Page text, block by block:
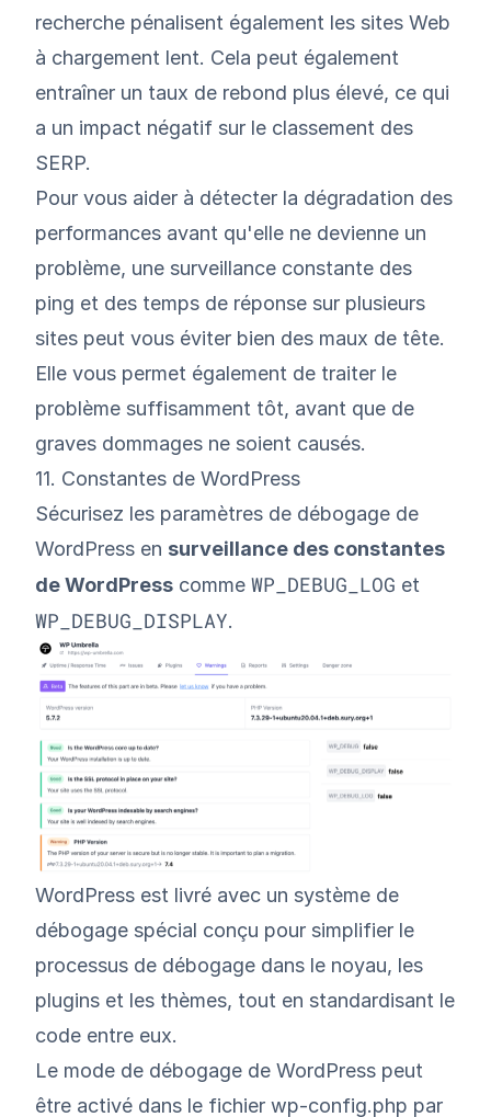
recherche pénalisent également les sites Web
à chargement lent. Cela peut également
entraîner un taux de rebond plus élevé, ce qui
a un impact négatif sur le classement des
SERP.
Pour vous aider à détecter la dégradation des
performances avant qu'elle ne devienne un
problème, une surveillance constante des
ping et des temps de réponse sur plusieurs
sites peut vous éviter bien des maux de tête.
Elle vous permet également de traiter le
problème suffisamment tôt, avant que de
graves dommages ne soient causés.
11. Constantes de WordPress
Sécurisez les paramètres de débogage de
WordPress en surveillance des constantes
de WordPress comme WP_DEBUG_LOG et
WP_DEBUG_DISPLAY.
WordPress est livré avec un système de
débogage spécial conçu pour simplifier le
processus de débogage dans le noyau, les
plugins et les thèmes, tout en standardisant le
code entre eux.
Le mode de débogage de WordPress peut
être activé dans le fichier wp-config.php par